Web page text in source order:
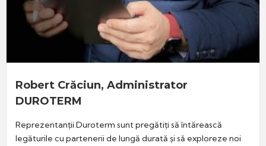
Robert Crăciun, Administrator
DUROTERM
Reprezentanții Duroterm sunt pregătiți să întărească
legăturile cu partenerii de lungă durată și să exploreze noi